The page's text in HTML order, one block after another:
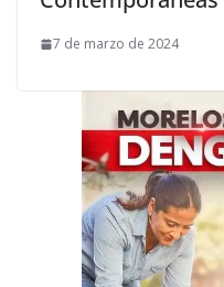
7 de marzo de 2024